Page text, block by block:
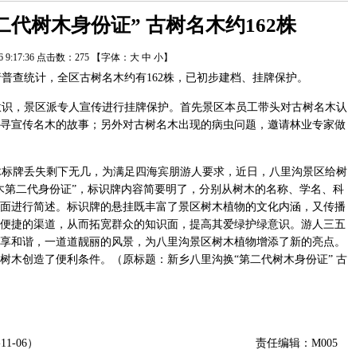
代树木身份证” 古树名木约162株
9:17:36 点击数： 275 【字体： 大 中 小】
查统计，全区古树名木约有162株，已初步建档、挂牌保护。
，景区派专人宣传进行挂牌保护。首先景区本员工带头对古树名木认
宣传名木的故事；另外对古树名木出现的病虫问题，邀请林业专家做
牌丢失剩下无几，为满足四海宾朋游人要求，近日，八里沟景区给树
二代身份证”，标识牌内容简要明了，分别从树木的名称、学名、科
进行简述。标识牌的悬挂既丰富了景区树木植物的文化内涵，又传播
捷的渠道，从而拓宽群众的知识面，提高其爱绿护绿意识。游人三五
和谐，一道道靓丽的风景，为八里沟景区树木植物增添了新的亮点。
木创造了便利条件。（原标题：新乡八里沟换“第二代树木身份证” 古
责任编辑：M005
06）